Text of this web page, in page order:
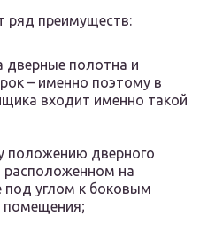
ряд преимуществ:
дверные полотна и
– именно поэтому в
входит именно такой
положению дверного
расположенном на
под углом к боковым
помещения;